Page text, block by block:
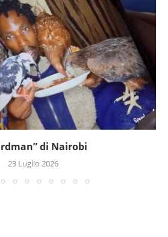
di Nairobi
23 Luglio 2026